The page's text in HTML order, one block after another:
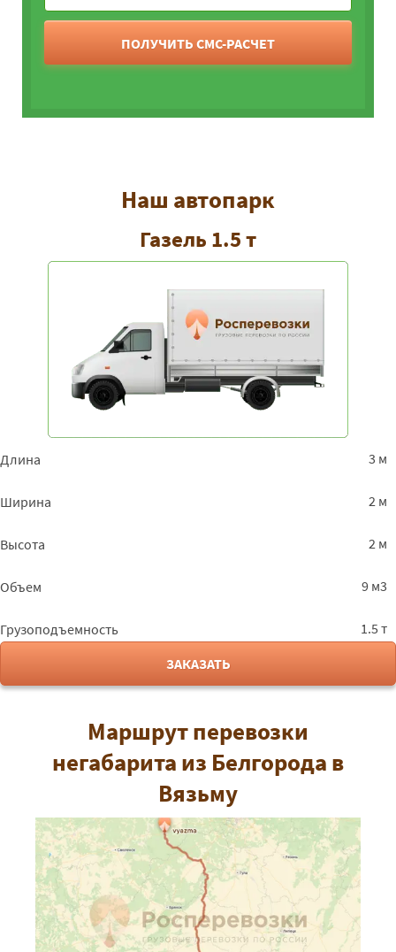
ПОЛУЧИТЬ СМС-РАСЧЕТ
Наш автопарк
Газель 1.5 т
Длина 3 м
Ширина 2 м
Высота 2 м
Объем 9 м3
Грузоподъемность
1.5 т
ЗАКАЗАТЬ
Маршрут перевозки
негабарита из Белгорода в
Вязьму